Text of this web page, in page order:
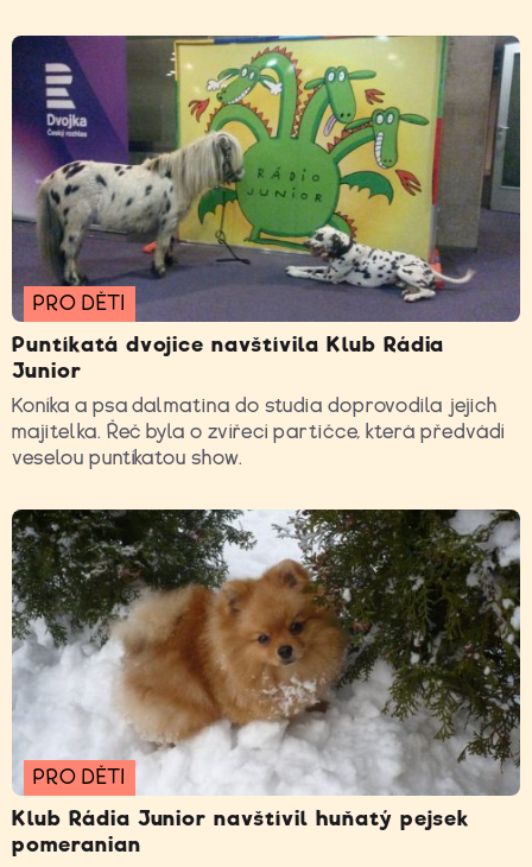
PRO DĚTI
Puntíkatá dvojice navštívila Klub Rádia
Junior
Koníka a psa dalmatina do studia doprovodila jejich
majitelka. Řeč byla o zvířecí partičce, která předvádí
veselou puntíkatou show.
PRO DĚTI
Klub Rádia Junior navštívil huňatý pejsek
pomeranian